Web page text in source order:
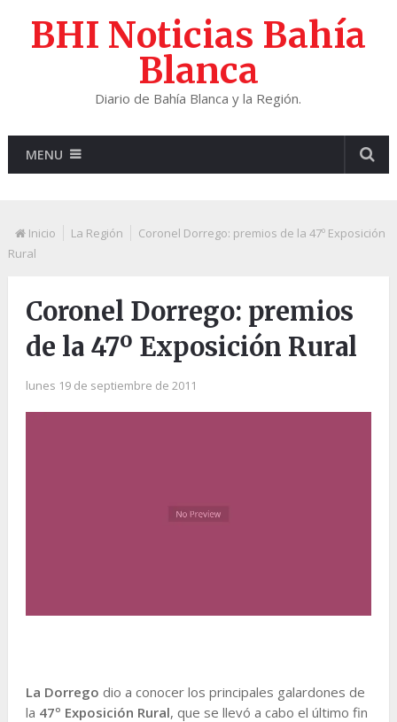
BHI Noticias Bahía
Blanca
Diario de Bahía Blanca y la Región.
MENU
Inicio La Región
Coronel Dorrego: premios de la 47º Exposición
Rural
Coronel Dorrego: premios
de la 47º Exposición Rural
lunes 19 de septiembre de 2011
La Dorrego dio a conocer los principales galardones de
la 47º Exposición Rural, que se llevó a cabo el último fin